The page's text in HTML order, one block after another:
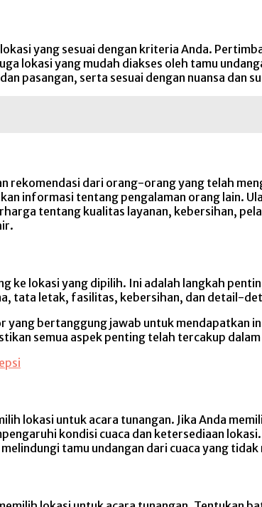
yang sesuai dengan kriteria Anda.
lokasi yang mudah diakses oleh tamu
pasangan, serta sesuai dengan nuansa dan
rekomendasi dari orang-orang yang telah
informasi tentang pengalaman orang lain.
tentang kualitas layanan, kebersihan,
ke lokasi yang dipilih. Ini adalah langkah
tata letak, fasilitas, kebersihan, dan detail-
bertanggung jawab untuk mendapatkan
semua aspek penting telah tercakup
lokasi untuk acara tunangan. Jika Anda
kondisi cuaca dan ketersediaan
tamu undangan dari cuaca yang